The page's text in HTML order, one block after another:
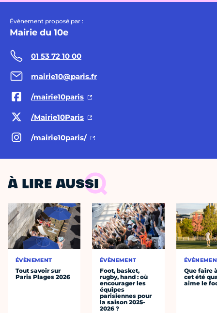
Évènement proposé par :
Mairie du 10e
01 53 72 10 00
mairie10@paris.fr
/mairie10paris
/Mairie10Paris
/mairie10paris/
À LIRE AUSSI
ÉVÈNEMENT
Tout savoir sur
Paris Plages 2026
ÉVÈNEMENT
Foot, basket,
rugby, hand : où
encourager les
équipes
parisiennes pour
la saison 2025-
2026 ?
Que faire
cet été
aime le